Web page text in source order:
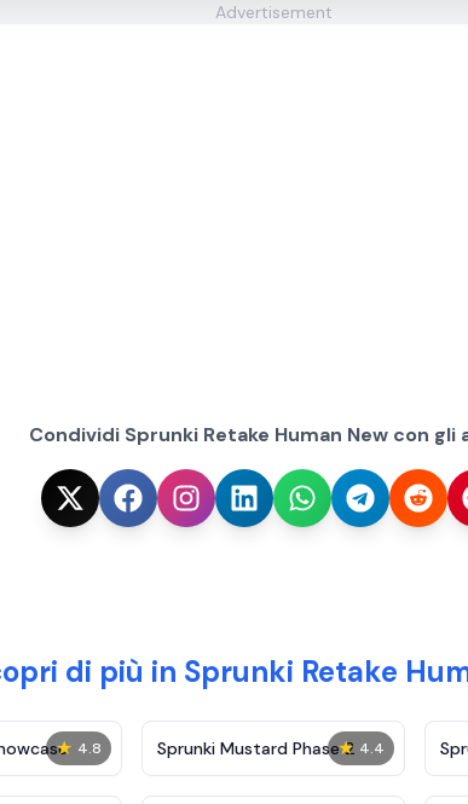
Advertisement
Condividi Sprunki Retake Human New con gli
di più in Sprunki Retake
★ 4.8 ★ 4.4
Sprunki Mustard Phase 2